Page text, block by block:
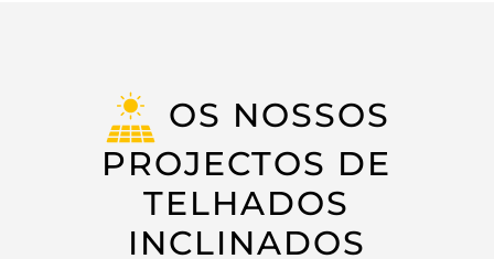
OS NOSSOS
PROJECTOS DE
TELHADOS
INCLINADOS